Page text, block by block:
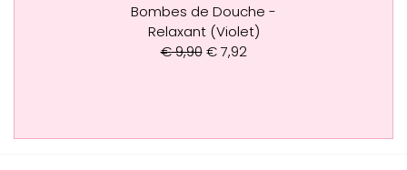
Bombes de Douche -
Relaxant (Violet)
€9,90 €7,92